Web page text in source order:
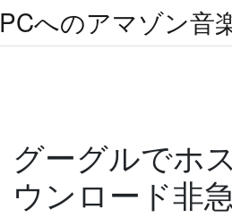
PCへのアマゾン音
グーグルでホ
ウンロード非